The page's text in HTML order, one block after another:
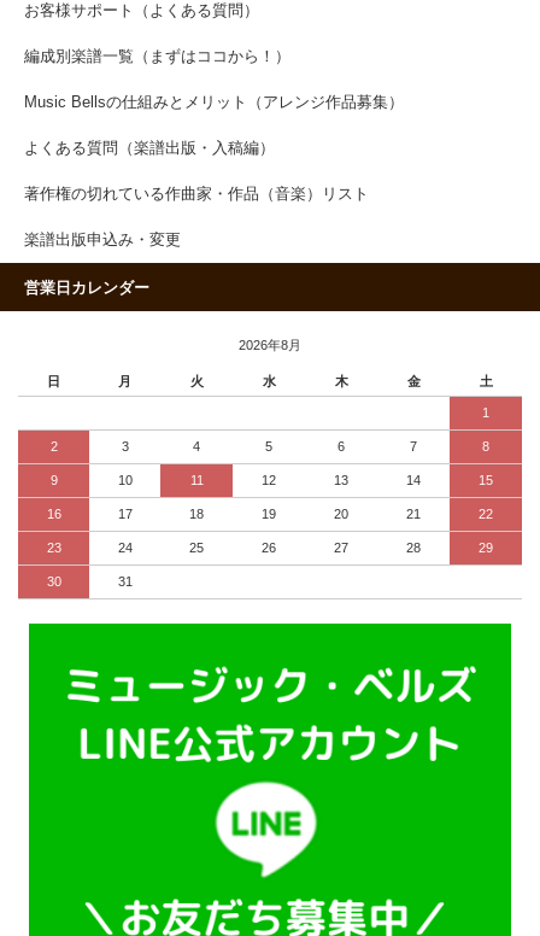
お客様サポート（よくある質問）
編成別楽譜一覧（まずはココから！）
Music Bellsの仕組みとメリット（アレンジ作品募集）
よくある質問（楽譜出版・入稿編）
著作権の切れている作曲家・作品（音楽）リスト
楽譜出版申込み・変更
営業日カレンダー
2026年8月
日 月 火 水 木 金 土
1
2 3 4 5 6 7 8
9 10 11 12 13 14 15
16 17 18 19 20 21 22
23 24 25 26 27 28 29
30 31